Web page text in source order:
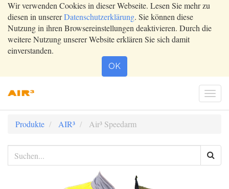
Wir verwenden Cookies in dieser Webseite. Lesen Sie mehr zu
diesen in unsererDatenschutzerklärung. Sie können diese
Nutzung in ihren Browsereinstellungen deaktivieren. Durch die
weitere Nutzung unserer Website erklären Sie sich damit
einverstanden.
OK
Produkte AIR³ Air³ Speedarm